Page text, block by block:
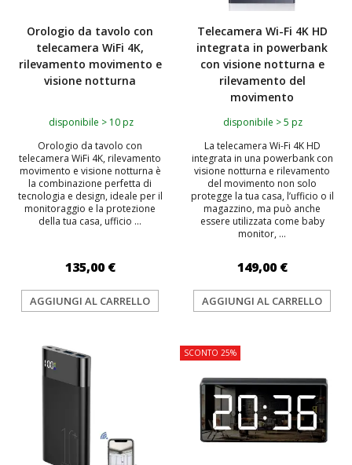
Orologio da tavolo con
telecamera WiFi 4K,
rilevamento movimento e
visione notturna
disponibile > 10 pz
Orologio da tavolo con
telecamera WiFi 4K, rilevamento
movimento e visione notturna è
la combinazione perfetta di
tecnologia e design, ideale per il
monitoraggio e la protezione
della tua casa, ufficio ...
135,00 €
AGGIUNGI AL CARRELLO
Telecamera Wi-Fi 4K HD
integrata in powerbank
con visione notturna e
rilevamento del
movimento
disponibile > 5 pz
La telecamera Wi-Fi 4K HD
integrata in una powerbank con
visione notturna e rilevamento
del movimento non solo
protegge la tua casa, l’ufficio o il
magazzino, ma può anche
essere utilizzata come baby
monitor, ...
149,00 €
AGGIUNGI AL CARRELLO
SCONTO 25%